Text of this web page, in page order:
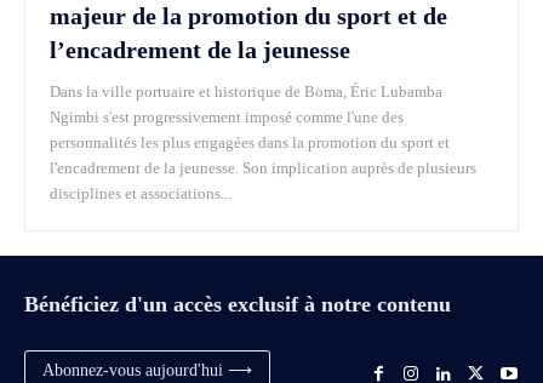
majeur de la promotion du sport et de
l’encadrement de la jeunesse
Dans la ville portuaire et historique de Boma, Éric Lubamba
Ngimbi s'est progressivement imposé comme l'une des
personnalités les plus engagées dans la promotion du sport et
l'encadrement de la jeunesse. Son implication auprès de plusieurs
disciplines et associations...
Bénéficiez d'un accès exclusif à notre contenu
Abonnez-vous aujourd'hui ⟶